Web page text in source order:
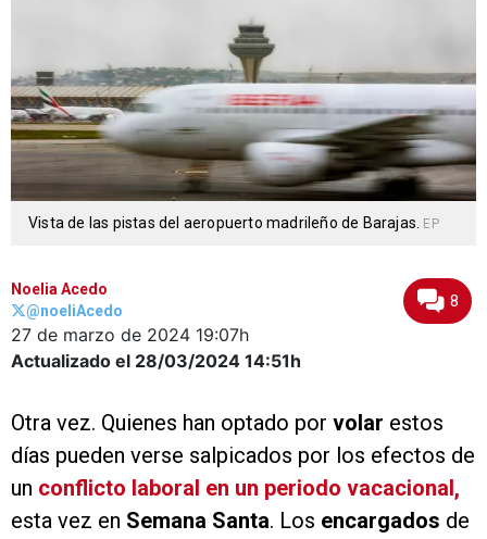
Vista de las pistas del aeropuerto madrileño de Barajas. EP
Noelia Acedo
@noeliAcedo
27 de marzo de 2024 19:07h
Actualizado el 28/03/2024 14:51h
8
Otra vez. Quienes han optado por volar estos
días pueden verse salpicados por los efectos de
un conflicto laboral en un periodo vacacional,
esta vez en Semana Santa. Los encargados de